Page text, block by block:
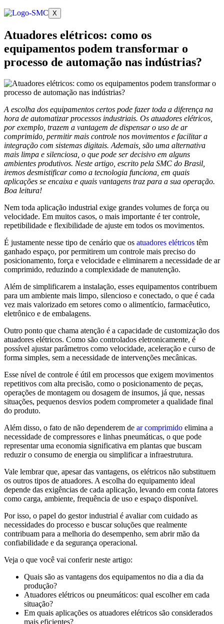
X
Atuadores elétricos: como os
equipamentos podem transformar o
processo de automação nas indústrias?
A escolha dos equipamentos certos pode fazer toda a diferença na
hora de automatizar processos industriais. Os atuadores elétricos,
por exemplo, trazem a vantagem de dispensar o uso de ar
comprimido, permitir mais controle nos movimentos e facilitar a
integração com sistemas digitais. Ademais, são uma alternativa
mais limpa e silenciosa, o que pode ser decisivo em alguns
ambientes produtivos. Neste artigo, escrito pela SMC do Brasil,
iremos desmistificar como a tecnologia funciona, em quais
aplicações se encaixa e quais vantagens traz para a sua operação.
Boa leitura!
Nem toda aplicação industrial exige grandes volumes de força ou
velocidade. Em muitos casos, o mais importante é ter controle,
repetibilidade e flexibilidade de ajuste em todos os movimentos.
É justamente nesse tipo de cenário que os atuadores elétricos têm
ganhado espaço, por permitirem um controle mais preciso do
posicionamento, força e velocidade e eliminarem a necessidade de ar
comprimido, reduzindo a complexidade de manutenção.
Além de simplificarem a instalação, esses equipamentos contribuem
para um ambiente mais limpo, silencioso e conectado, o que é cada
vez mais valorizado em setores como o alimentício, farmacêutico,
eletrônico e de embalagens.
Outro ponto que chama atenção é a capacidade de customização dos
atuadores elétricos. Como são controlados eletronicamente, é
possível ajustar parâmetros como velocidade, aceleração e curso de
forma simples, sem a necessidade de intervenções mecânicas.
Esse nível de controle é útil em processos que exigem movimentos
repetitivos com alta precisão, como o posicionamento de peças,
operações de montagem ou dosagem de insumos, já que, nessas
situações, pequenos desvios podem comprometer a qualidade final
do produto.
Além disso, o fato de não dependerem de ar comprimido elimina a
necessidade de compressores e linhas pneumáticas, o que pode
representar uma economia significativa em plantas que buscam
reduzir o consumo de energia ou simplificar a infraestrutura.
Vale lembrar que, apesar das vantagens, os elétricos não substituem
os outros tipos de atuadores. A escolha do equipamento ideal
depende das exigências de cada aplicação, levando em conta fatores
como carga, ambiente, frequência de uso e espaço disponível.
Por isso, o papel do gestor industrial é avaliar com cuidado as
necessidades do processo e buscar soluções que realmente
contribuam para a melhoria do desempenho, sem abrir mão da
confiabilidade e da segurança operacional.
Veja o que você vai conferir neste artigo:
Quais são as vantagens dos equipamentos no dia a dia da
produção?
Atuadores elétricos ou pneumáticos: qual escolher em cada
situação?
Em quais aplicações os atuadores elétricos são considerados
mais eficientes?